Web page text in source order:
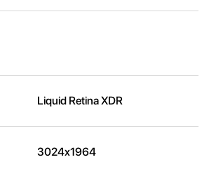
Liquid Retina XDR
3024x1964